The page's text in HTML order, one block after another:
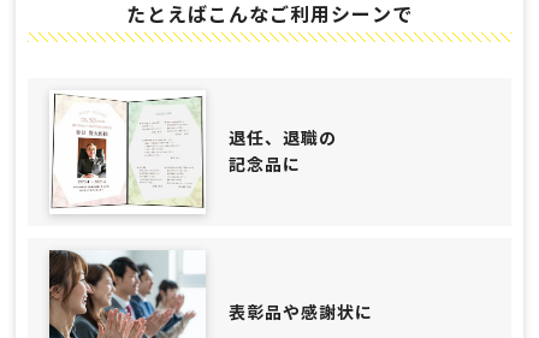
たとえばこんなご利用シーンで
退任、退職の
記念品に
表彰品や感謝状に